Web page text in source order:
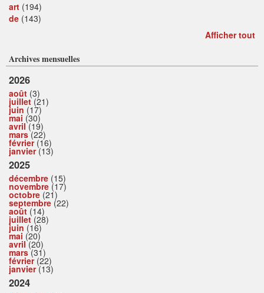
art (194)
de (143)
Afficher tout
Archives mensuelles
2026
août (3)
juillet(21)
juin (17)
mai (30)
avril(19)
mars(22)
février(16)
janvier(13)
2025
décembre (15)
novembre (17)
octobre (21)
septembre (22)
août (14)
juillet(28)
juin (16)
mai (20)
avril(20)
mars(31)
février(22)
janvier(13)
2024